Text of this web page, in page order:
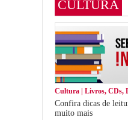
CULTURA
Cultura | Livros, CDs,
Confira dicas de
muito mais